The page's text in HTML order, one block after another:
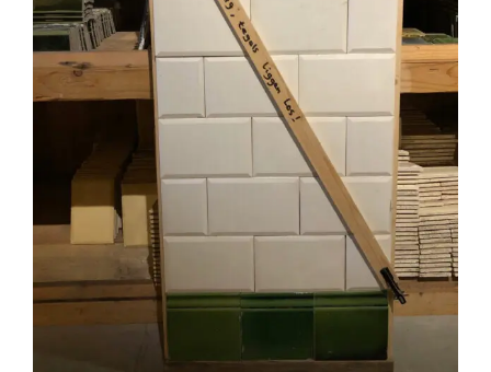
Natuurstenen bakken
Wandtegels
HEKWERK
BALKEN
RADIATOREN
BADEN
LAMPEN
KEUKENBLOKKEN